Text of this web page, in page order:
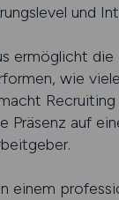
und
ermöglicht
wie
Präsenz auf
einem